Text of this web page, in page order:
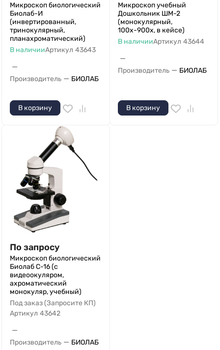
Микроскоп биологический
Биолаб-И
(инвертированный,
тринокулярный,
планахроматический)
В наличииАртикул 43643
—
Производитель — БИОЛАБ
В корзину
Микроскоп учебный
Дошкольник ШМ-2
(монокулярный,
100х-900х, в кейсе)
В наличииАртикул 43644
—
Производитель — БИОЛАБ
В корзину
По запросу
Микроскоп биологический
Биолаб С-16 (с
видеоокуляром,
ахроматический
монокуляр, учебный)
Под заказ (Запросите КП)
Артикул 43642
—
Производитель — БИОЛАБ